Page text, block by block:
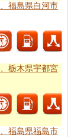
のルートを知
田から日本、
ェックするこ
るのに費用が
。あなたは日
福島県白河市
栃木県宇都宮
福島県福島市